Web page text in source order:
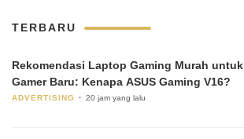
TERBARU
Rekomendasi Laptop Gaming Murah untuk
Gamer Baru: Kenapa ASUS Gaming V16?
ADVERTISING 20 jam yang lalu